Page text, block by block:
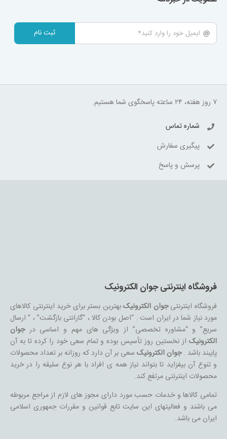
ثبت نام
۷ روز هفته، ۲۴ ساعته پاسخگوی شما هستیم.
شماره تماس
پیگیری سفارش
پرسش و پاسخ
فروشگاه اینترنتی جوان الکترونیک
فروشگاه اینترنتیجوان الکترونیکبهترین بستر برای خرید اینترنتی کالاهای
مورد نیاز شما در ایران است . “اصل بودن کالا ، “گارانتی بازگشت” ، ” ارسال
سریع” و “مشاوره تخصصی” از ویژگی های مهم و اساسی درجوان
الکترونیکاز نخستین روز تأسیس بوده و تمام سعی خود را کرده تا به آن
پایبند باشد .جوان الکترونیکسعی بر آن دارد که روزانه بر تعداد محصولات
و تنوع آن بیفزاید تا بتواند نیاز همه ی افراد با هر نوع سلیقه را در خرید
محصولات اینترنتی مرتفع کند.
تمامی کالاها و خدمات حسب مورد دارای مجوز های لازم از مراجع مربوطه
می باشند و فعالیتهای این سایت تابع قوانین و مقررات جمهوری اسلامی
ایران می باشد.